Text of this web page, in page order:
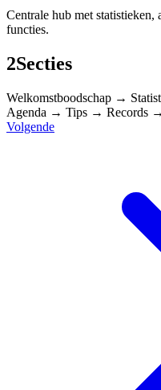
Centrale hub met statistieken,
functies.
2Secties
Welkomstboodschap →
Agenda → Tips → Records
Volgende